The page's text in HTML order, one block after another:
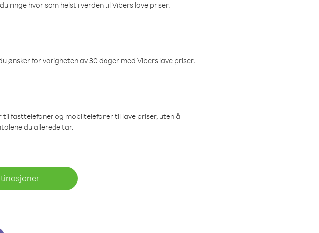
ringe hvor som helst i verden til Vibers lave priser.
for varigheten av 30 dager med Vibers lave priser.
fasttelefoner og mobiltelefoner til lave priser, uten å
du allerede tar.